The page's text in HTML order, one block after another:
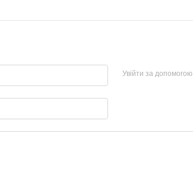
Увійти за допомогою